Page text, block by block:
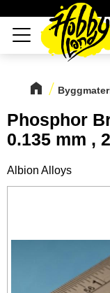
Meny
Phosphor
0.135 mm ,
Albion Alloys